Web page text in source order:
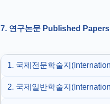
7. 연구논문 Published Papers
1. 국제전문학술지
2. 국제일반학술지